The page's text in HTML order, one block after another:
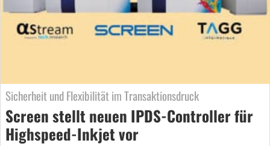
Sicherheit und Flexibilität im Transaktionsdruck
Screen stellt neuen IPDS-Controller für
Highspeed-Inkjet vor